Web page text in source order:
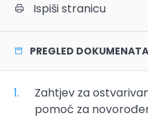
Ispiši stranicu
PREGLED DOKUMENATA
1.
Zahtjev za
pomoć za